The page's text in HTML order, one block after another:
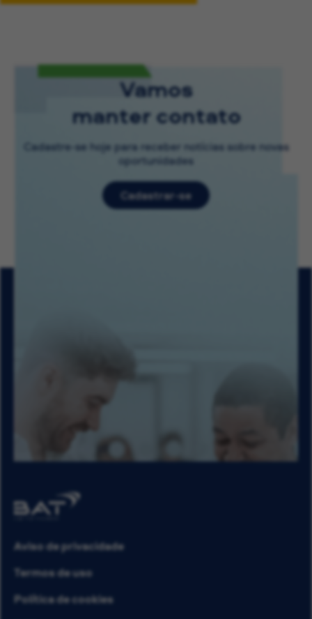
Vamos
manter contato
Cadastre-se hoje para receber notícias sobre novas
oportunidades
Cadastrar-se
Aviso de privacidade
Termos de uso
Política de cookies